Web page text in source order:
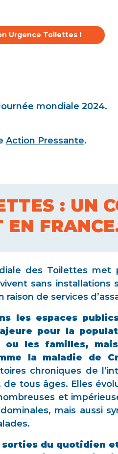
Urgence Toilettes !
mondiale 2024.
Action Pressante.
: UN
des Toilettes met
sans installations
de services
les espaces
pour la
les familles,
la maladie de
chroniques de
tous âges. Elles
et
mais aussi
du quotidien